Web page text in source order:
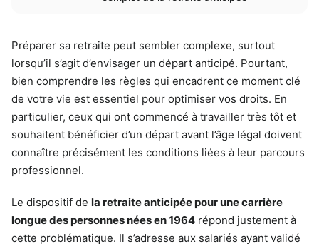
Préparer sa retraite peut sembler complexe, surtout
lorsqu’il s’agit d’envisager un départ anticipé. Pourtant,
bien comprendre les règles qui encadrent ce moment clé
de votre vie est essentiel pour optimiser vos droits. En
particulier, ceux qui ont commencé à travailler très tôt et
souhaitent bénéficier d’un départ avant l’âge légal doivent
connaître précisément les conditions liées à leur parcours
professionnel.
Le dispositif de la retraite anticipée pour une carrière
longue des personnes nées en 1964 répond justement à
cette problématique. Il s’adresse aux salariés ayant validé